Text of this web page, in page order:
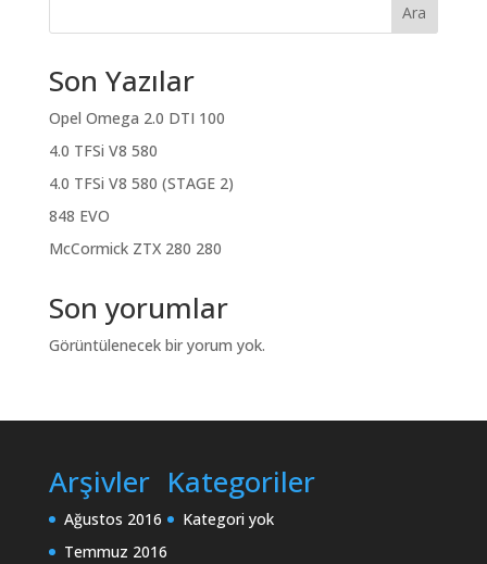
Ara
Son Yazılar
Opel Omega 2.0 DTI 100
4.0 TFSi V8 580
4.0 TFSi V8 580 (STAGE 2)
848 EVO
McCormick ZTX 280 280
Son yorumlar
Görüntülenecek bir yorum yok.
Arşivler
Ağustos 2016
Temmuz 2016
Kategoriler
Kategori yok